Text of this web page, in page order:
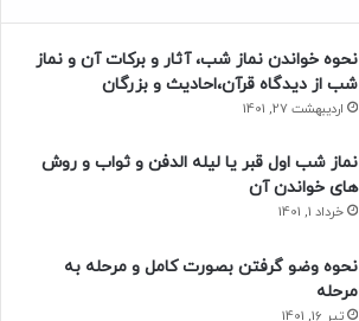
نحوه خواندن نماز شب، آثار و برکات آن و نماز
شب از دیدگاه قرآن،احادیث و بزرگان
اردیبهشت 27, 1401
نماز شب اول قبر یا لیله الدفن و ثواب و روش
های خواندن آن
خرداد 1, 1401
نحوه وضو گرفتن بصورت کامل و مرحله به
مرحله
تیر 16, 1401